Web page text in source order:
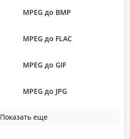
MPEG до BMP
MPEG до FLAC
MPEG до GIF
MPEG до JPG
Показать еще